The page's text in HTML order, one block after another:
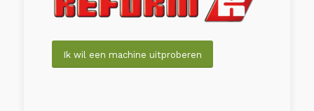
Ik wil een machine uitproberen